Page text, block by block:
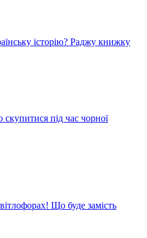
історію? Раджу книжку
під час чорної
Що буде замість